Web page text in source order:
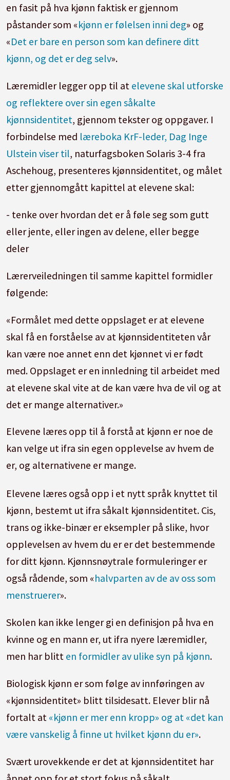
en fasit på hva kjønn faktisk er gjennom
påstander som «kjønn er følelsen inni deg» og
«Det er bare en person som kan definere ditt
kjønn, og det er deg selv».
Læremidler legger opp til at elevene skal utforske
og reflektere over sin egen såkalte
kjønnsidentitet, gjennom tekster og oppgaver. I
forbindelse med læreboka KrF-leder, Dag Inge
Ulstein viser til, naturfagsboken Solaris 3-4 fra
Aschehoug, presenteres kjønnsidentitet, og målet
etter gjennomgått kapittel at elevene skal:
- tenke over hvordan det er å føle seg som gutt
eller jente, eller ingen av delene, eller begge
deler
Lærerveiledningen til samme kapittel formidler
følgende:
«Formålet med dette oppslaget er at elevene
skal få en forståelse av at kjønnsidentiteten vår
kan være noe annet enn det kjønnet vi er født
med. Oppslaget er en innledning til arbeidet med
at elevene skal vite at de kan være hva de vil og at
det er mange alternativer.»
Elevene læres opp til å forstå at kjønn er noe de
kan velge ut ifra sin egen opplevelse av hvem de
er, og alternativene er mange.
Elevene læres også opp i et nytt språk knyttet til
kjønn, bestemt ut ifra såkalt kjønnsidentitet. Cis,
trans og ikke-binær er eksempler på slike, hvor
opplevelsen av hvem du er er det bestemmende
for ditt kjønn. Kjønnsnøytrale formuleringer er
også rådende, som «halvparten av de av oss som
menstruerer».
Skolen kan ikke lenger gi en definisjon på hva en
kvinne og en mann er, ut ifra nyere læremidler,
men har blitt en formidler av ulike syn på kjønn.
Biologisk kjønn er som følge av innføringen av
«kjønnsidentitet» blitt tilsidesatt. Elever blir nå
fortalt at «kjønn er mer enn kropp» og at «det kan
være vanskelig å finne ut hvilket kjønn du er».
Svært urovekkende er det at kjønnsidentitet har